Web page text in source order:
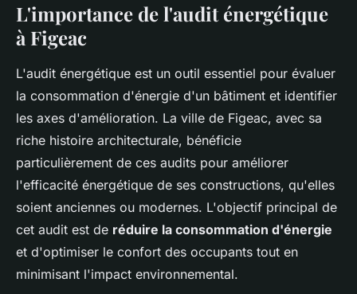
L'importance de l'audit énergétique
à Figeac
L'audit énergétique est un outil essentiel pour évaluer
la consommation d'énergie d'un bâtiment et identifier
les axes d'amélioration. La ville de Figeac, avec sa
riche histoire architecturale, bénéficie
particulièrement de ces audits pour améliorer
l'efficacité énergétique de ses constructions, qu'elles
soient anciennes ou modernes. L'objectif principal de
cet audit est de réduire la consommation d'énergie
et d'optimiser le confort des occupants tout en
minimisant l'impact environnemental.